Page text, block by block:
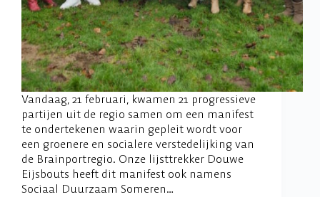
Vandaag, 21 februari, kwamen 21 progressieve
partijen uit de regio samen om een manifest
te ondertekenen waarin gepleit wordt voor
een groenere en socialere verstedelijking van
de Brainportregio. Onze lijsttrekker Douwe
Eijsbouts heeft dit manifest ook namens
Sociaal Duurzaam Someren…